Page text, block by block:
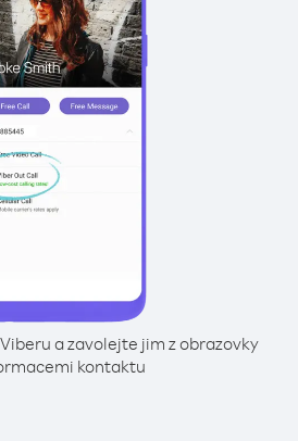
a zavolejte jim z obrazovky
kontaktu